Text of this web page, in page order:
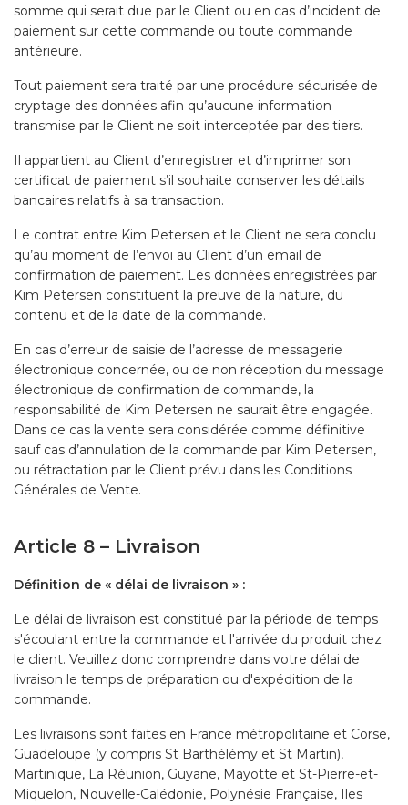
somme qui serait due par le Client ou en cas d’incident de
paiement sur cette commande ou toute commande
antérieure.
Tout paiement sera traité par une procédure sécurisée de
cryptage des données afin qu’aucune information
transmise par le Client ne soit interceptée par des tiers.
Il appartient au Client d’enregistrer et d’imprimer son
certificat de paiement s’il souhaite conserver les détails
bancaires relatifs à sa transaction.
Le contrat entre Kim Petersen et le Client ne sera conclu
qu’au moment de l’envoi au Client d’un email de
confirmation de paiement. Les données enregistrées par
Kim Petersen constituent la preuve de la nature, du
contenu et de la date de la commande.
En cas d’erreur de saisie de l’adresse de messagerie
électronique concernée, ou de non réception du message
électronique de confirmation de commande, la
responsabilité de Kim Petersen ne saurait être engagée.
Dans ce cas la vente sera considérée comme définitive
sauf cas d’annulation de la commande par Kim Petersen,
ou rétractation par le Client prévu dans les Conditions
Générales de Vente.
Article 8 – Livraison
Définition de « délai de livraison » :
Le délai de livraison est constitué par la période de temps
s'écoulant entre la commande et l'arrivée du produit chez
le client. Veuillez donc comprendre dans votre délai de
livraison le temps de préparation ou d'expédition de la
commande.
Les livraisons sont faites en France métropolitaine et Corse,
Guadeloupe (y compris St Barthélémy et St Martin),
Martinique, La Réunion, Guyane, Mayotte et St-Pierre-et-
Miquelon, Nouvelle-Calédonie, Polynésie Française, Iles